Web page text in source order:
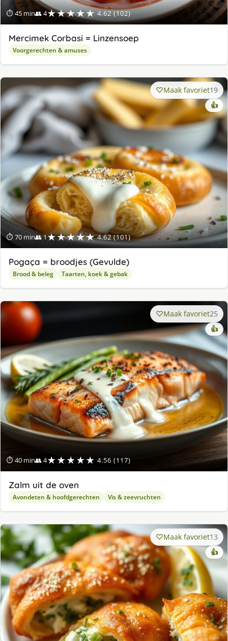
⏱ 45 min👥 4★★★★★ 4.62 (102)
Mercimek Corbasi = Linzensoep
Voorgerechten & amuses
⏱ 70 min👥 1★★★★★ 4.62 (101)
Maak favoriet19
👍
Pogaça = broodjes (Gevulde)
Brood & beleg Taarten, koek & gebak
⏱ 40 min👥 4★★★★★ 4.56 (117)
Maak favoriet25
👍
Zalm uit de oven
Avondeten & hoofdgerechten Vis & zeevruchten
Maak favoriet13
👍